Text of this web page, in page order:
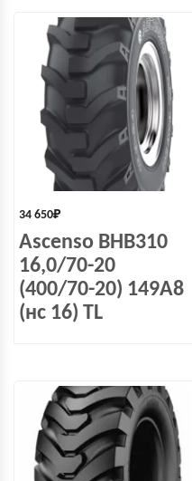
34 650₽
Ascenso BHB310
16,0/70-20
(400/70-20) 149A8
(нс 16) TL